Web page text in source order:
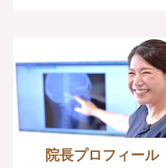
院長プロフィール